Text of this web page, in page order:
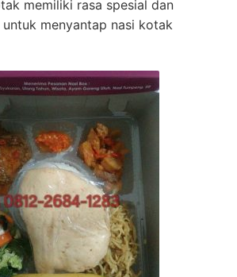
memiliki rasa spesial dan
untuk menyantap nasi kotak